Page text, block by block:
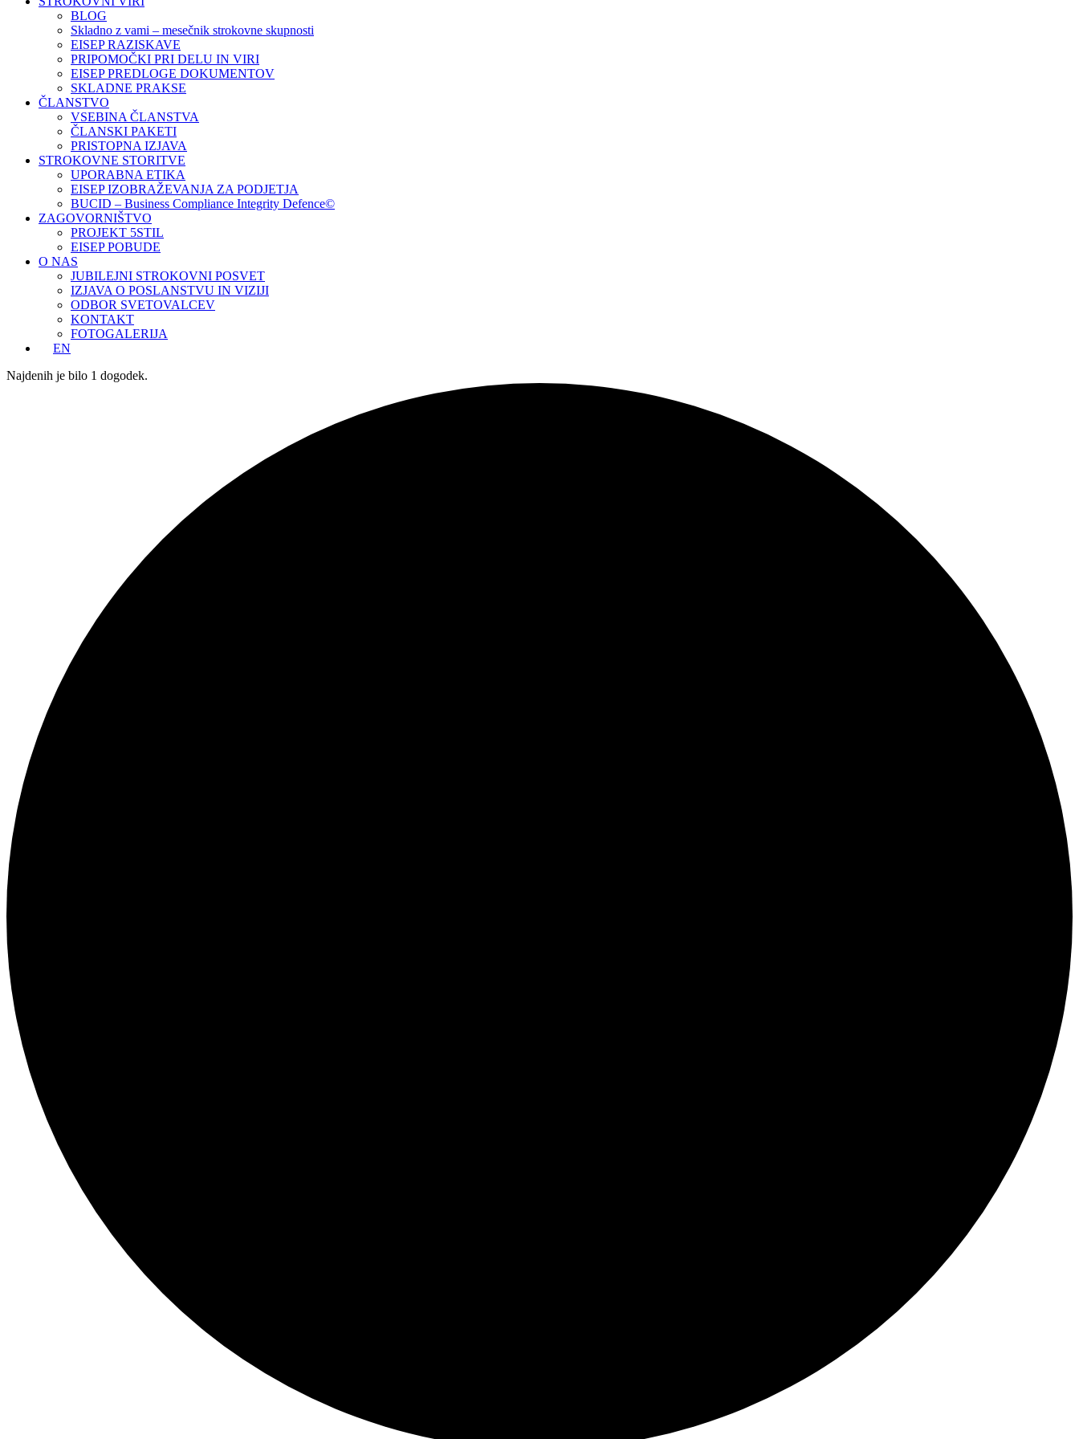
BLOG
Skladno z vami – mesečnik strokovne skupnosti
EISEP RAZISKAVE
PRIPOMOČKI PRI DELU IN VIRI
EISEP PREDLOGE DOKUMENTOV
SKLADNE PRAKSE
ČLANSTVO
VSEBINA ČLANSTVA
ČLANSKI PAKETI
PRISTOPNA IZJAVA
STROKOVNE STORITVE
UPORABNA ETIKA
EISEP IZOBRAŽEVANJA ZA PODJETJA
BUCID – Business Compliance Integrity Defence©
ZAGOVORNIŠTVO
PROJEKT 5STIL
EISEP POBUDE
O NAS
JUBILEJNI STROKOVNI POSVET
IZJAVA O POSLANSTVU IN VIZIJI
ODBOR SVETOVALCEV
KONTAKT
FOTOGALERIJA
EN
Najdenih je bilo 1 dogodek.